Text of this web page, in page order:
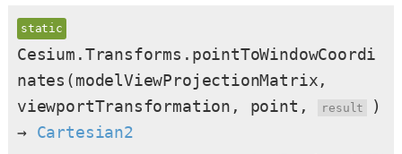
static
Cesium.Transforms.pointToWindowCoordi
nates (modelViewProjectionMatrix,
viewportTransformation, point,
result
)
→ Cartesian2